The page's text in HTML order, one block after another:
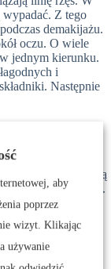
wypadać. Z tego
demakijażu.
oczu. O wiele
jednym kierunku.
i
Następnie
skuteczne serum
rzęsy i brwi wrócą
składników.
składników
okolicach oczu. I
na rynku.
kordyliny
Osiągnięcie
aby
poprzez
wizyt. Klikając
używanie